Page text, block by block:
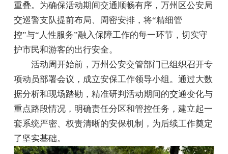
重叠。为确保活动期间交通顺畅有序，万州区公安局
交巡警支队提前布局、周密安排，将“精细管
控”与“人性服务”融入保障工作的每一环节，切实守
护市民和游客的出行安全。
活动周开始前，万州公安交管部门已组织召开专
项动员部署会议，成立安保工作领导小组。通过大数
据分析和现场踏勘，精准研判活动期间的交通变化与
重点路段情况，明确责任分区和管控任务，建立起一
套系统严密、权责清晰的安保机制，为后续工作奠定
了坚实基础。